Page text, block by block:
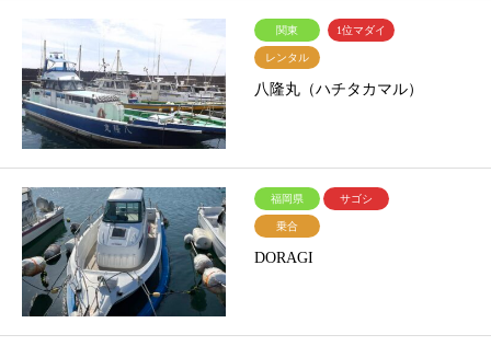
関東 1位マダイ
レンタル
八隆丸（ハチタカマル）
福岡県 サゴシ
乗合
DORAGI